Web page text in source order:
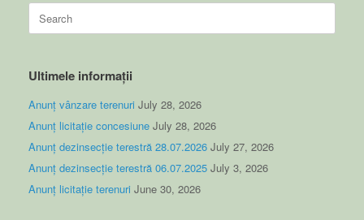
Search
for:
Ultimele informații
Anunț vânzare terenuri July 28, 2026
Anunț licitație concesiune July 28, 2026
Anunț dezinsecție terestră 28.07.2026 July 27, 2026
Anunț dezinsecție terestră 06.07.2025 July 3, 2026
Anunț licitație terenuri June 30, 2026